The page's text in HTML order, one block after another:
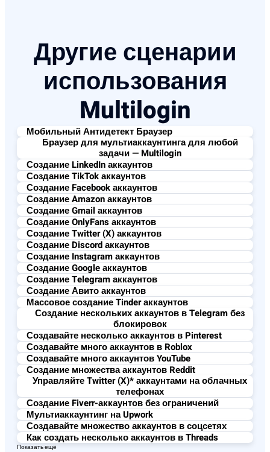
Другие сценарии
использования
Multilogin
Мобильный Антидетект Браузер
Браузер для мультиаккаунтинга для любой
задачи — Multilogin
Создание LinkedIn аккаунтов
Создание TikTok аккаунтов
Создание Facebook аккаунтов
Создание Amazon аккаунтов
Создание Gmail аккаунтов
Создание OnlyFans аккаунтов
Создание Twitter (X) аккаунтов
Создание Discord аккаунтов
Создание Instagram аккаунтов
Создание Google аккаунтов
Создание Telegram аккаунтов
Создание Авито аккаунтов
Массовое создание Tinder аккаунтов​
Создание нескольких аккаунтов в Telegram без
блокировок
Создавайте несколько аккаунтов в Pinterest
Создавайте много аккаунтов в Roblox
Создавайте много аккаунтов YouTube
Создание множества аккаунтов Reddit
Управляйте Twitter (X)* аккаунтами на облачных
телефонах
Создание Fiverr-аккаунтов без ограничений
Мультиаккаунтинг на Upwork
Создавайте множество аккаунтов в соцсетях
Как создать несколько аккаунтов в Threads
Показать ещё